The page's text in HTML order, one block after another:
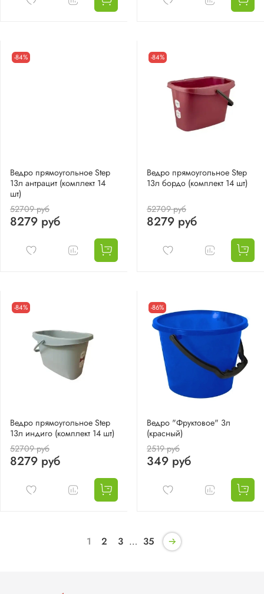
-84%
Ведро прямоугольное Step
13л антрацит (комплект 14
шт)
52709 руб
8279 руб
-84%
Ведро прямоугольное Step
13л бордо (комплект 14 шт)
52709 руб
8279 руб
-84%
Ведро прямоугольное Step
13л индиго (комплект 14 шт)
52709 руб
8279 руб
-86%
Ведро "Фруктовое" 3л
(красный)
2519 руб
349 руб
1 2 3 … 35